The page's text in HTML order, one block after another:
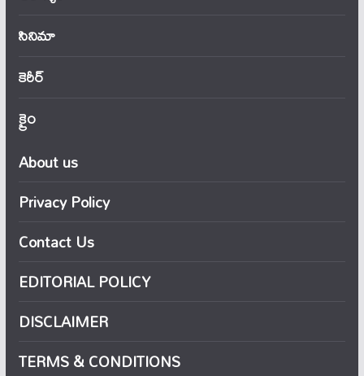
సినిమా
కెరీర్
క్రైం
About us
Privacy Policy
Contact Us
EDITORIAL POLICY
DISCLAIMER
TERMS & CONDITIONS